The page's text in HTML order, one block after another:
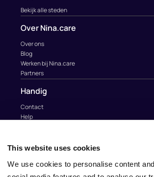
This website uses cookies
We use cookies to personalise content
Bekijk alle steden
Over Nina.care
Over ons
Blog
Werken bij Nina.care
Partners
Handig
Contact
Help
info@nina.care